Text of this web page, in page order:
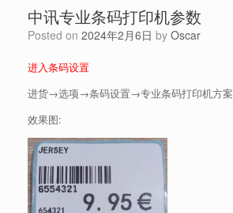
中讯专业条码打印机参数
Posted on 2024年2月6日 by Oscar
进入条码设置
进货→选项→条码设置→专业条码打印机方案
效果图: